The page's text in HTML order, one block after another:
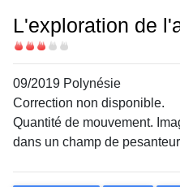
L'exploration de
Difficulté
09/2019 Polynésie
Correction non disponible.
Quantité de mouvement.
dans un champ de